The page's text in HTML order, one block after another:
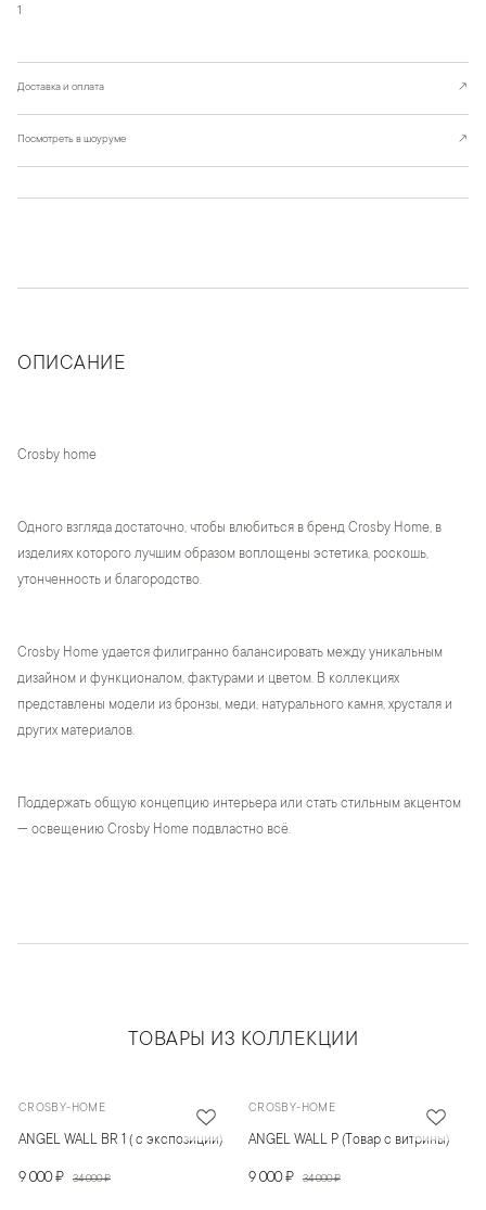
1
Доставка и оплата ↗
Посмотреть в шоуруме ↗
ОПИСАНИЕ
Crosby home
Одного взгляда достаточно, чтобы влюбиться в бренд Crosby Home, в
изделиях которого лучшим образом воплощены эстетика, роскошь,
утонченность и благородство.
Crosby Home удается филигранно балансировать между уникальным
дизайном и функционалом, фактурами и цветом. В коллекциях
представлены модели из бронзы, меди, натурального камня, хрусталя и
других материалов.
Поддержать общую концепцию интерьера или стать стильным акцентом
— освещению Crosby Home подвластно всё.
ТОВАРЫ ИЗ КОЛЛЕКЦИИ
CROSBY-HOME
ANGEL WALL BR 1 ( с экспозиции)
9 000 ₽ 34 000 ₽
CROSBY-HOME
ANGEL WALL P (Товар с витрины)
9 000 ₽ 34 000 ₽